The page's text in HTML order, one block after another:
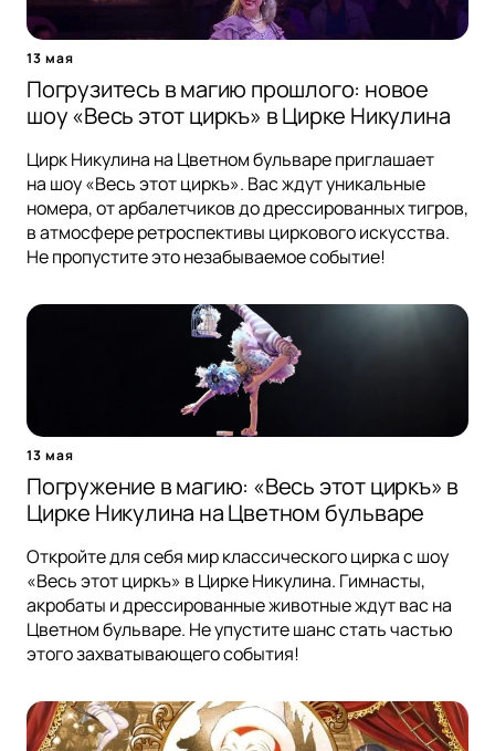
13 мая
Погрузитесь в магию прошлого: новое
шоу «Весь этот циркъ» в Цирке Никулина
Цирк Никулина на Цветном бульваре приглашает
на шоу «Весь этот циркъ». Вас ждут уникальные
номера, от арбалетчиков до дрессированных тигров,
в атмосфере ретроспективы циркового искусства.
Не пропустите это незабываемое событие!
13 мая
Погружение в магию: «Весь этот циркъ» в
Цирке Никулина на Цветном бульваре
Откройте для себя мир классического цирка с шоу
«Весь этот циркъ» в Цирке Никулина. Гимнасты,
акробаты и дрессированные животные ждут вас на
Цветном бульваре. Не упустите шанс стать частью
этого захватывающего события!